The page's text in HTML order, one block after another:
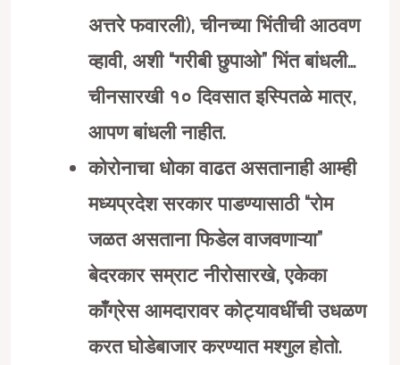
अत्तरे फवारली), चीनच्या भिंतीची आठवण
व्हावी, अशी “गरीबी छुपाओ” भिंत बांधली…
चीनसारखी १० दिवसात इस्पितळे मात्र,
आपण बांधली नाहीत.
कोरोनाचा धोका वाढत असतानाही आम्ही
मध्यप्रदेश सरकार पाडण्यासाठी “रोम
जळत असताना फिडेल वाजवणाऱ्या”
बेदरकार सम्राट नीरोसारखे, एकेका
काँग्रेस आमदारावर कोट्यावधींची उधळण
करत घोडेबाजार करण्यात मश्गुल होतो.